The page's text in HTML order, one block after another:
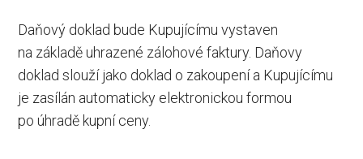
Daňový doklad bude Kupujícímu vystaven
na základě uhrazené zálohové faktury. Daňovy
doklad slouží jako doklad o zakoupení a Kupujícímu
je zasílán automaticky elektronickou formou
po úhradě kupní ceny.